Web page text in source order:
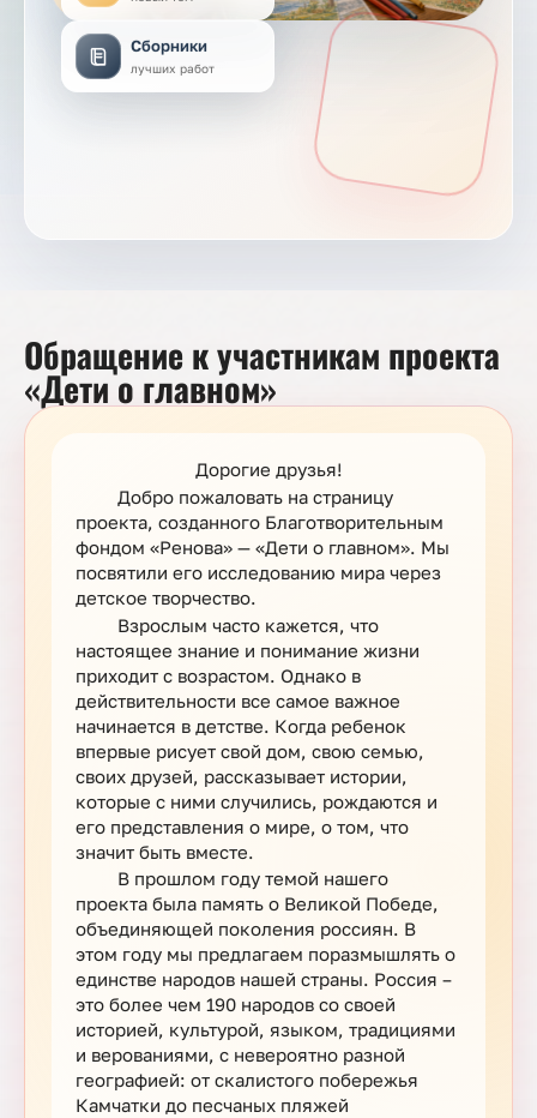
Сборники
лучших работ
Обращение к участникам проекта
«Дети о главном»
Дорогие друзья!
Добро пожаловать на страницу
проекта, созданного Благотворительным
фондом «Ренова» — «Дети о главном». Мы
посвятили его исследованию мира через
детское творчество.
Взрослым часто кажется, что
настоящее знание и понимание жизни
приходит с возрастом. Однако в
действительности все самое важное
начинается в детстве. Когда ребенок
впервые рисует свой дом, свою семью,
своих друзей, рассказывает истории,
которые с ними случились, рождаются и
его представления о мире, о том, что
значит быть вместе.
В прошлом году темой нашего
проекта была память о Великой Победе,
объединяющей поколения россиян. В
этом году мы предлагаем поразмышлять о
единстве народов нашей страны. Россия –
это более чем 190 народов со своей
историей, культурой, языком, традициями
и верованиями, с невероятно разной
географией: от скалистого побережья
Камчатки до песчаных пляжей